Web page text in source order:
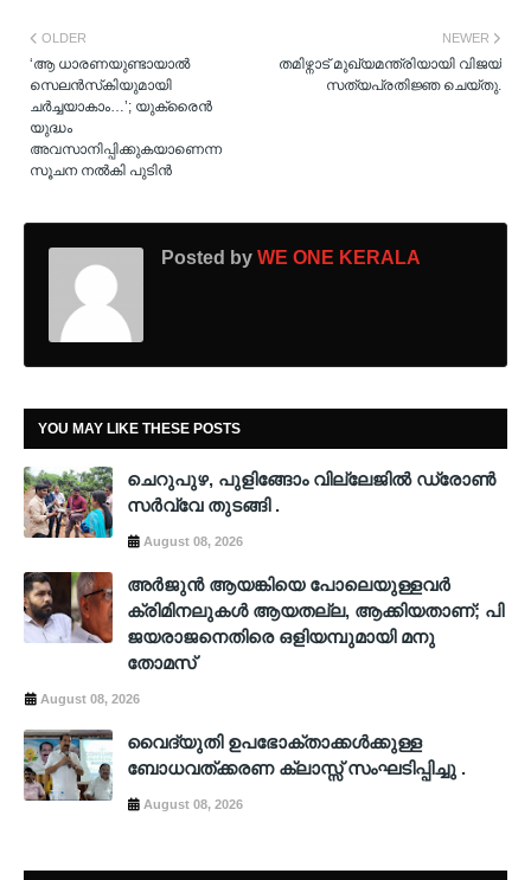
NEWER
തമിഴ്നാട് മുഖ്യമന്ത്രിയായി വിജയ്
സത്യപ്രതിജ്ഞ ചെയ്തു.
OLDER
‘ആ ധാരണയുണ്ടായാല്‍
സെലന്‍സ്‌കിയുമായി
ചര്‍ച്ചയാകാം…’; യുക്രൈന്‍
യുദ്ധം
അവസാനിപ്പിക്കുകയാണെന്ന
സൂചന നല്‍കി പുടിന്‍
Posted by WE ONE KERALA
YOU MAY LIKE THESE POSTS
ചെറുപുഴ, പുളിങ്ങോം വില്ലേജിൽ ഡ്രോൺ
സർവ്വേ തുടങ്ങി .
August 08, 2026
അർജുൻ ആയങ്കിയെ പോലെയുള്ളവർ
ക്രിമിനലുകൾ ആയതല്ല, ആക്കിയതാണ്; പി
ജയരാജനെതിരെ ഒളിയമ്പുമായി മനു
തോമസ്
August 08, 2026
വൈദ്യുതി ഉപഭോക്താക്കള്‍ക്കുള്ള
ബോധവത്ക്കരണ ക്ലാസ്സ് സംഘടിപ്പിച്ചു .
August 08, 2026